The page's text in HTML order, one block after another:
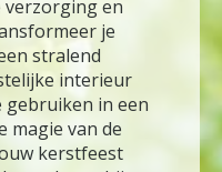
verzorging en
je
stralend
interieur
in een
magie van de
kerstfeest